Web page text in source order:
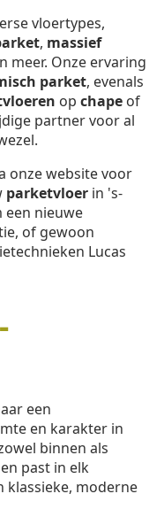
vloertypes,
, massief
meer. Onze ervaring
parket, evenals
op chape of
partner voor al
onze website voor
parketvloer in 's-
een nieuwe
of gewoon
Lucas
een
en karakter in
binnen als
past in elk
klassieke, moderne